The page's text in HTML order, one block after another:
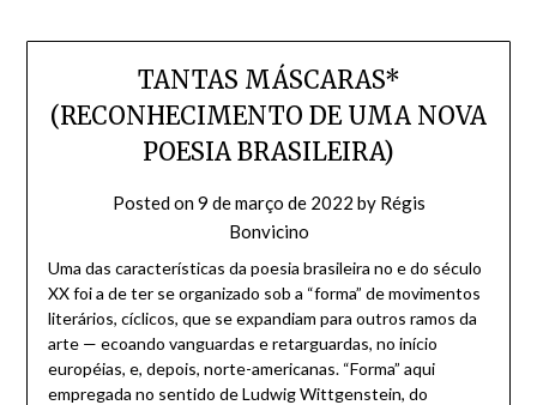
TANTAS MÁSCARAS*
(RECONHECIMENTO DE UMA NOVA
POESIA BRASILEIRA)
Posted on9 de março de 2022 by Régis
Bonvicino
Uma das características da poesia brasileira no e do século
XX foi a de ter se organizado sob a “forma” de movimentos
literários, cíclicos, que se expandiam para outros ramos da
arte — ecoando vanguardas e retarguardas, no início
européias, e, depois, norte-americanas. “Forma” aqui
empregada no sentido de Ludwig Wittgenstein, do